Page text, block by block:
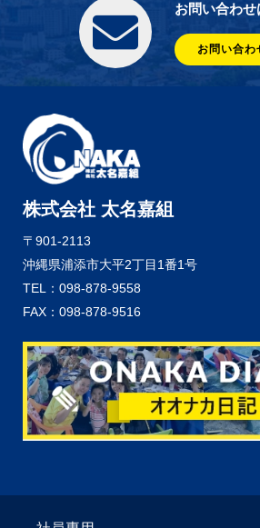
お問い合わせ
お問い合わ
株式会社 太名嘉組
〒901-2113
沖縄県浦添市大平2丁目1番1号
TEL：098-878-9558
FAX：098-878-9516